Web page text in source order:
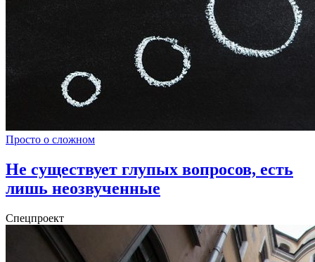
Просто о сложном
Не существует глупых вопросов, есть
лишь неозвученные
Спецпроект